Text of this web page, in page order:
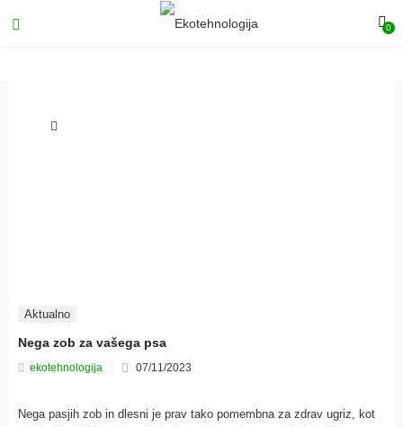
0
Aktualno
Nega zob za vašega psa
ekotehnologija
Posted
07/11/2023
Nega pasjih zob in dlesni je prav tako pomembna za zdrav ugriz, kot